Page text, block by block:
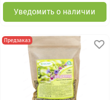
Уведомить о наличии
Предзаказ